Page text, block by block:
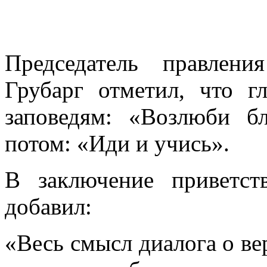
Председатель
Грубарг отметил, что
заповедям: «Возлюби
потом: «Иди и учись».
В заключение
добавил:
«Весь смысл диалога о